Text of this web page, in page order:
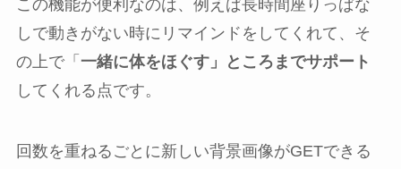
この機能が便利なのは、例えば長時間座りっぱな
しで動きがない時にリマインドをしてくれて、そ
の上で「 一緒に体をほぐす」ところまでサポート
してくれる点です。
回数を重ねるごとに新しい背景画像がGETできる